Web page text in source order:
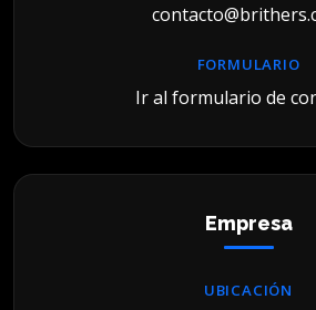
FORMULARIO
Ir al formulario de
Empresa
UBICACIÓN